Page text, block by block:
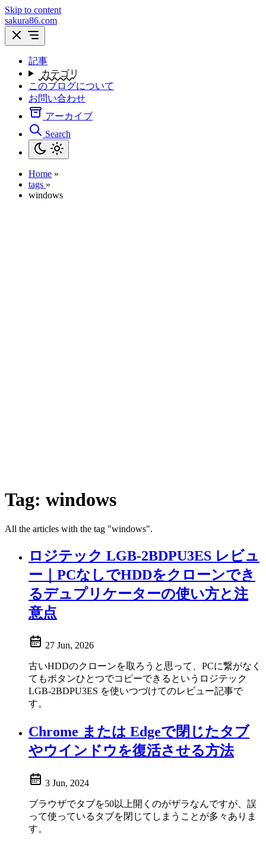
Skip to content
sakura86.com
記事
カテゴリ
このブログについて
お問い合わせ
アーカイブ
Search
Home »
tags »
windows
Tag: windows
All the articles with the tag "windows".
ロジテック LGB-2BDPU3ES レビュ
ー｜PCなしでHDDをクローンでき
るデュプリケーターの使い方と注
意点
27 Jun, 2026
古いHDDのクローンを取ろうと思って、PCに繋がなく
てもボタンひとつでコピーできるというロジテック
LGB-2BDPU3ES を使いつづけてのレビュー記事で
す。
Chrome または Edgeで閉じたタブ
やウインドウを復活させる方法
3 Jun, 2024
ブラウザでタブを50以上開くのがザラなんですが、誤
って使っているタブを閉じてしまうことが多々ありま
す。